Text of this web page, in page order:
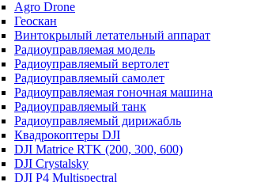
Agro Drone
Геоскан
Винтокрылый летательный аппарат
Радиоуправляемая модель
Радиоуправляемый вертолет
Радиоуправляемый самолет
Радиоуправляемая гоночная машина
Радиоуправляемый танк
Радиоуправляемый дирижабль
Квадрокоптеры DJI
DJI Matrice RTK (200, 300, 600)
DJI Crystalsky
DJI P4 Multispectral